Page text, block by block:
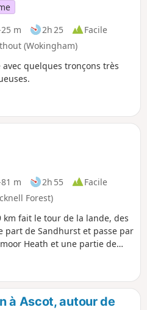
m 2h 25
Facile
(Wokingham)
quelques tronçons très
m 2h 55
Facile
Forest)
fait le tour de la lande, des
part de Sandhurst et passe par
Heath et une partie de
à Ascot, autour de